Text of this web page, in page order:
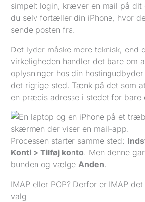
simpelt login, kræver en mail på
du selv fortæller din iPhone, hvor
sende posten fra.
Det lyder måske mere teknisk, end
virkeligheden handler det bare om
oplysninger hos din
det rigtige sted. Tænk på det som
en præcis adresse i stedet for bare
Processen starter samme sted:
Konti > Tilføj konto. Men denne
bunden og vælgeAnden.
IMAP eller POP? Derfor er IMAP
valg